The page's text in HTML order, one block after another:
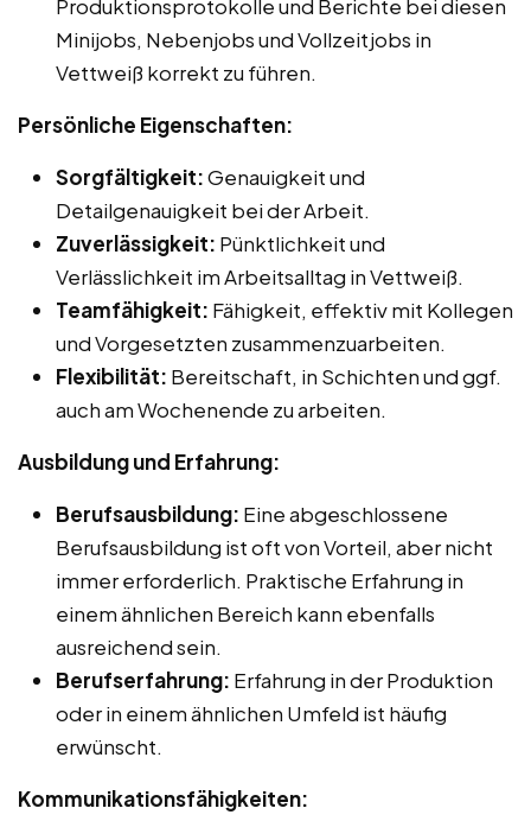
Produktionsprotokolle und Berichte bei diesen
Minijobs, Nebenjobs und Vollzeitjobs in
Vettweiß korrekt zu führen.
Persönliche Eigenschaften:
Sorgfältigkeit:Genauigkeit und
Detailgenauigkeit bei der Arbeit.
Zuverlässigkeit: Pünktlichkeit und
Verlässlichkeit im Arbeitsalltag in Vettweiß.
Teamfähigkeit: Fähigkeit, effektiv mit Kollegen
und Vorgesetzten zusammenzuarbeiten.
Flexibilität: Bereitschaft, in Schichten und ggf.
auch am Wochenende zu arbeiten.
Ausbildung und Erfahrung:
Berufsausbildung: Eine abgeschlossene
Berufsausbildung ist oft von Vorteil, aber nicht
immer erforderlich. Praktische Erfahrung in
einem ähnlichen Bereich kann ebenfalls
ausreichend sein.
Berufserfahrung: Erfahrung in der Produktion
oder in einem ähnlichen Umfeld ist häufig
erwünscht.
Kommunikationsfähigkeiten: